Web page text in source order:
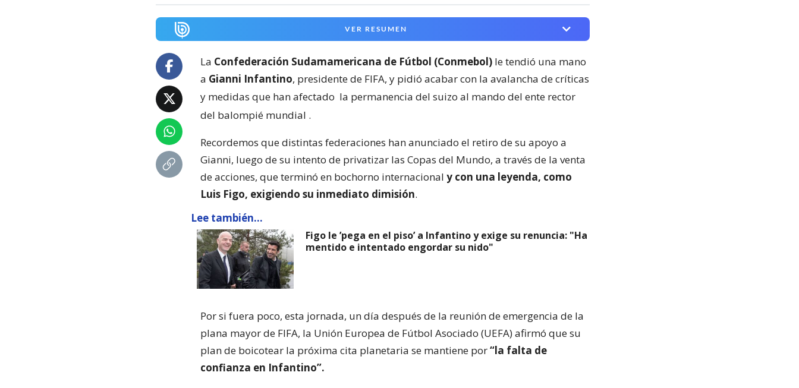
VER RESUMEN
La Confederación Sudamamericana de Fútbol (Conmebol) le tendió una mano
a Gianni Infantino, presidente de FIFA, y pidió acabar con la avalancha de críticas
y medidas que han afectado la permanencia del suizo al mando del ente rector
del balompié mundial .
Recordemos que distintas federaciones han anunciado el retiro de su apoyo a
Gianni, luego de su intento de privatizar las Copas del Mundo, a través de la venta
de acciones, que terminó en bochorno internacional y con una leyenda, como
Luis Figo, exigiendo su inmediato dimisión.
Lee también...
Figo le ’pega en el piso’ a Infantino y exige su renuncia: "Ha
mentido e intentado engordar su nido"
Por si fuera poco, esta jornada, un día después de la reunión de emergencia de la
plana mayor de FIFA, la Unión Europea de Fútbol Asociado (UEFA) afirmó que su
plan de boicotear la próxima cita planetaria se mantiene por“la falta de
confianza en Infantino”.